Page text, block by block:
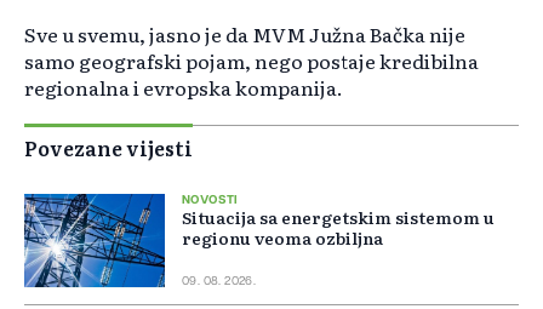
Sve u svemu, jasno je da MVM Južna Bačka nije
samo geografski pojam, nego postaje kredibilna
regionalna i evropska kompanija.
Povezane vijesti
NOVOSTI
Situacija sa energetskim sistemom u
regionu veoma ozbiljna
09. 08. 2026.